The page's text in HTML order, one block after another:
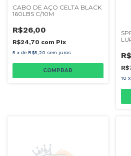
CABO DE AÇO CELTA BLACK
160LBS C/10M
R$26,00
R$24,70 com Pix
5 x de R$5,20 sem juros
10 x